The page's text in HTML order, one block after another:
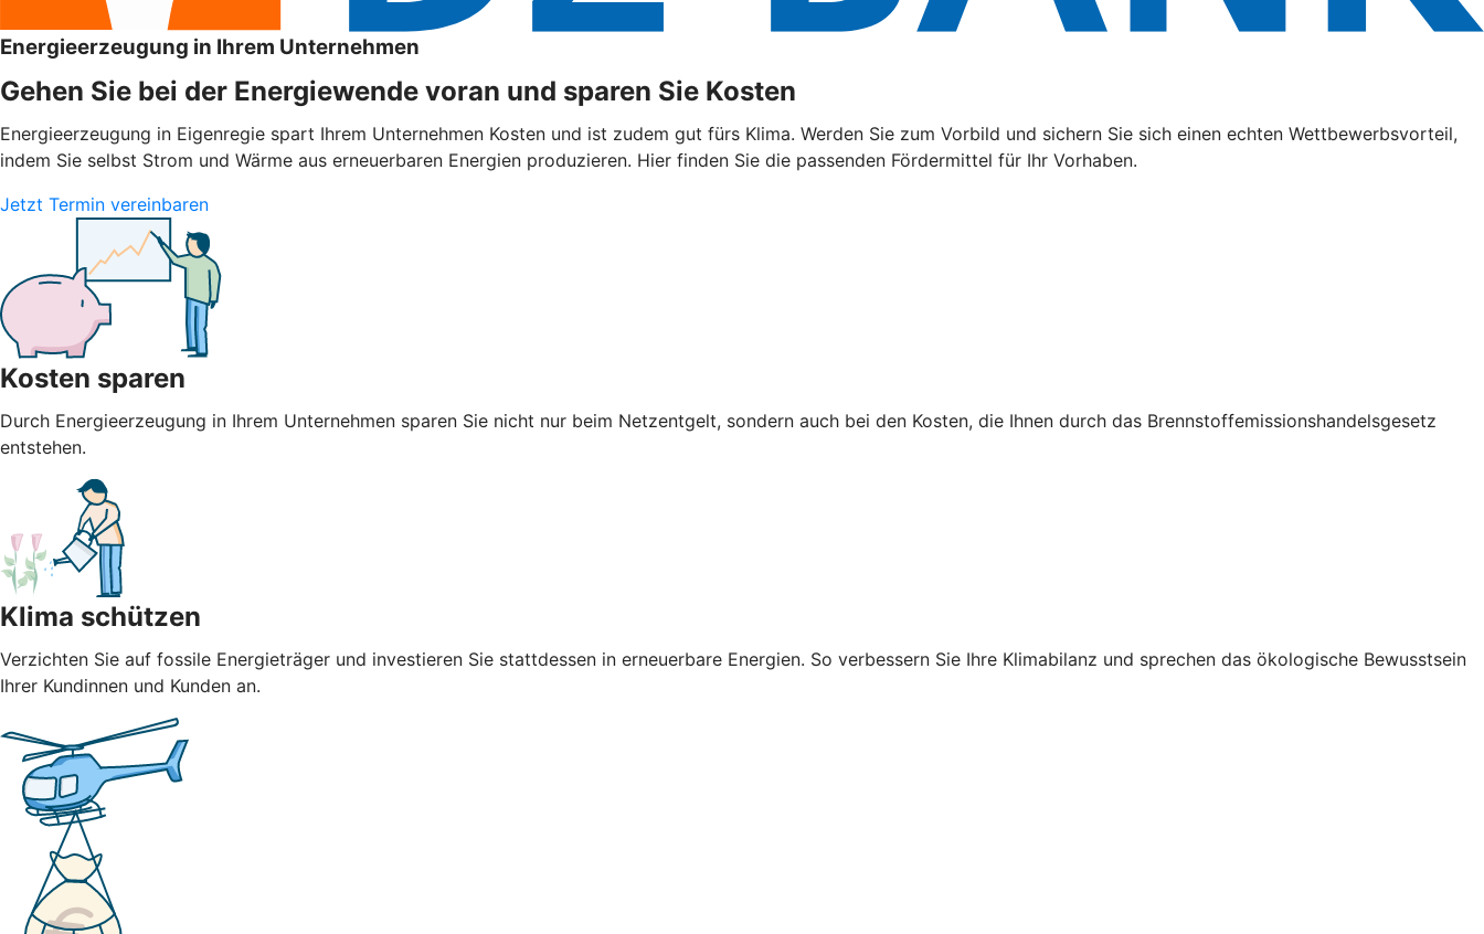
Energieerzeugung in Ihrem Unternehmen
Gehen Sie bei der Energiewende voran und sparen Sie Kosten
Energieerzeugung in Eigenregie spart Ihrem Unternehmen Kosten und ist zudem gut fürs Klima. Werden Sie zum Vorbild und sichern Sie sich einen echten Wettbewerbsvorteil,
indem Sie selbst Strom und Wärme aus erneuerbaren Energien produzieren. Hier finden Sie die passenden Fördermittel für Ihr Vorhaben.
Jetzt Termin vereinbaren
Kosten sparen
Durch Energieerzeugung in Ihrem Unternehmen sparen Sie nicht nur beim Netzentgelt, sondern auch bei den Kosten, die Ihnen durch das Brennstoffemissionshandelsgesetz
entstehen.
Klima schützen
Verzichten Sie auf fossile Energieträger und investieren Sie stattdessen in erneuerbare Energien. So verbessern Sie Ihre Klimabilanz und sprechen das ökologische Bewusstsein
Ihrer Kundinnen und Kunden an.